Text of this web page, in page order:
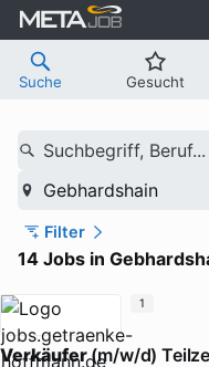
Suche Gesucht
Suchbegriff, Beruf...
Gebhardshain
Filter
14 Jobs in
Verkäufer(m/w/d)
1